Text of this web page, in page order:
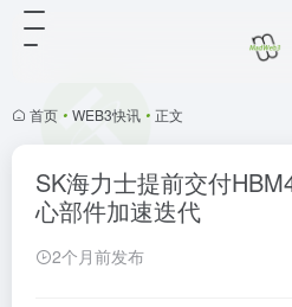
首页 • WEB3快讯 • 正文
SK海力士提前交付
心部件加速迭代
2个月前发布